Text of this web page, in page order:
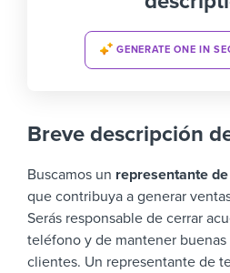
GENERATE ONE IN
Breve descripción
Buscamos un representante
que contribuya a generar
Serás responsable de cerrar
teléfono y de mantener
clientes. Un representante de